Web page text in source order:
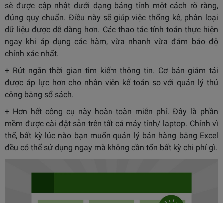
sẽ được cập nhật dưới dạng bảng tính một cách rõ ràng,
đúng quy chuẩn. Điều này sẽ giúp việc thống kê, phân loại
dữ liệu được dễ dàng hơn. Các thao tác tính toán thực hiện
ngay khi áp dụng các hàm, vừa nhanh vừa đảm bảo độ
chính xác nhất.
+ Rút ngắn thời gian tìm kiếm thông tin. Cơ bản giảm tải
được áp lực hơn cho nhân viên kế toán so với quản lý thủ
công bằng sổ sách.
+ Hơn hết công cụ này hoàn toàn miễn phí. Đây là phần
mềm được cài đặt sẵn trên tất cả máy tính/ laptop. Chính vì
thế, bất kỳ lúc nào bạn muốn quản lý bán hàng bằng Excel
đều có thể sử dụng ngay mà không cần tốn bất kỳ chi phí gì.